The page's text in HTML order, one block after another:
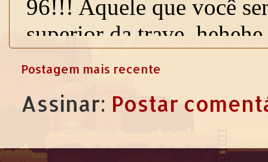
Postagem mais recente
Assinar: Postar